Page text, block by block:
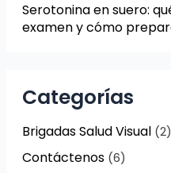
Serotonina en suero:
examen y cómo
Categorías
Brigadas Salud Visual(2)
Contáctenos(6)